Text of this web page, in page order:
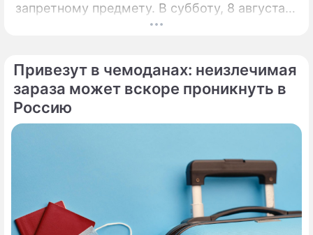
запретному предмету. В субботу, 8 августа,
православная церковь молитвенно чтит
Никомидийских.
Привезут в чемоданах: неизлечимая
зараза может вскоре проникнуть в
Россию